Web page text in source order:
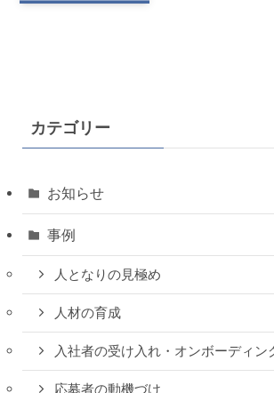
カテゴリー
お知らせ
事例
人となりの見極め
人材の育成
入社者の受け入れ・オンボーディン
応募者の動機づけ